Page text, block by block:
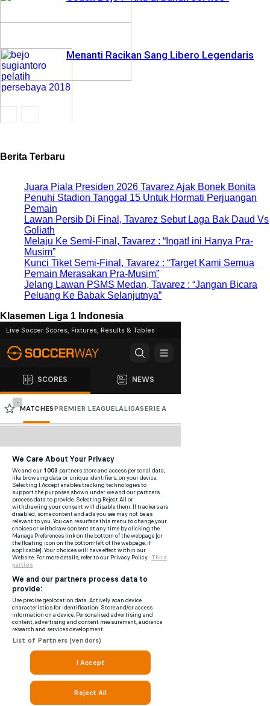
Menanti Racikan Sang Libero Legendaris
Berita Terbaru
Juara Piala Presiden 2026 Tavarez Ajak Bonek Bonita
Penuhi Stadion Tanggal 15 Untuk Hormati Perjuangan
Pemain
Lawan Persib Di Final, Tavarez Sebut Laga Bak Daud Vs
Goliath
Melaju Ke Semi-Final, Tavarez : “Ingat! ini Hanya Pra-
Musim”
Kunci Tiket Semi-Final, Tavarez : “Target Kami Semua
Pemain Merasakan Pra-Musim”
Jelang Lawan PSMS Medan, Tavarez : “Jangan Bicara
Peluang Ke Babak Selanjutnya”
Klasemen Liga 1 Indonesia